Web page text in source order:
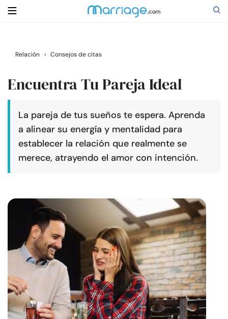
Buscar
Casarse
Relaciones
Familia
Cursos
Recursos
Comunidad
Encuentra un terapeuta
Relación › Consejos de citas
Encuentra Tu Pareja Ideal
La pareja de tus sueños te espera. Aprenda
a alinear su energía y mentalidad para
establecer la relación que realmente se
merece, atrayendo el amor con intención.